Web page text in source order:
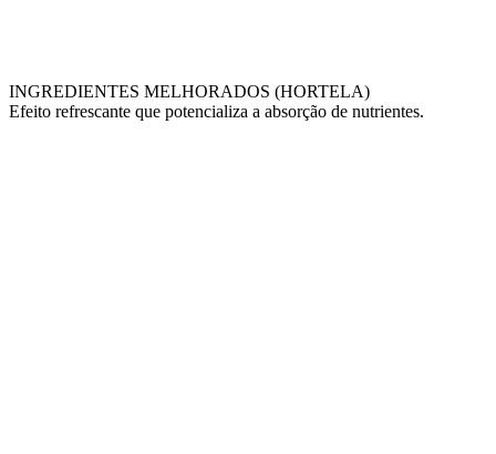
INGREDIENTES MELHORADOS (HORTELA)
Efeito refrescante que potencializa a absorção de nutrientes.